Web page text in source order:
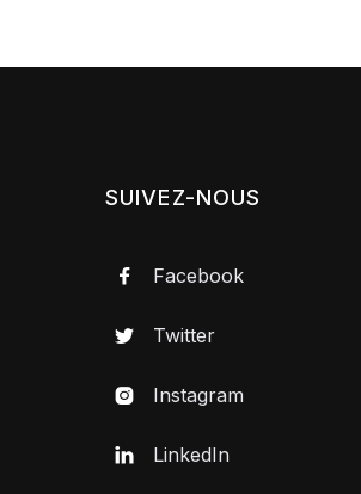
SUIVEZ-NOUS
 Facebook
 Twitter
 Instagram
 LinkedIn